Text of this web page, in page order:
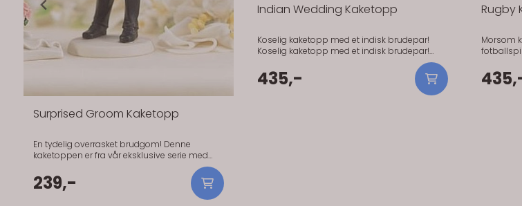
Surprised Groom Kaketopp
En tydelig overrasket brudgom! Denne
kaketoppen er fra vår eksklusive serie med
hvor brudgommen er helt målløs over å se
sin kjære! Denne kaketoppen er fra vår
eksklusive serie med håndmalte kaketopper i
239,-
Indian Wedding Kaketopp
Koselig kaketopp med et indisk brudepar!
Koselig kaketopp med et indisk brudepar!
Denne kaketoppen er fra vår eksklusive serie
435,-
Rugby
Morsom
fotballspilleren sin!
bruden
På lager